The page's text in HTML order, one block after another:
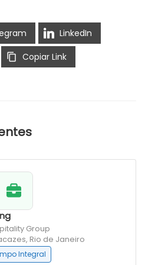
LinkedIn
Copiar Link
Group
Rio de Janeiro
Integral